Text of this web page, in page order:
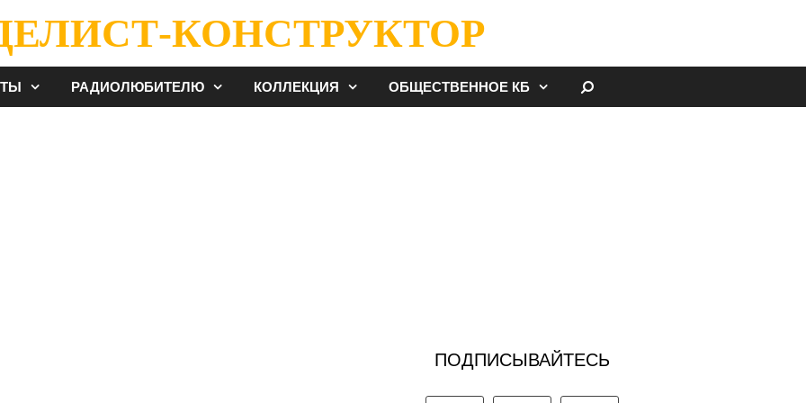
КОНСТРУКТОР
РАДИОЛЮБИТЕЛЮ КОЛЛЕКЦИЯ ОБЩЕСТВЕННОЕ КБ
ПОДПИСЫВАЙТЕСЬ